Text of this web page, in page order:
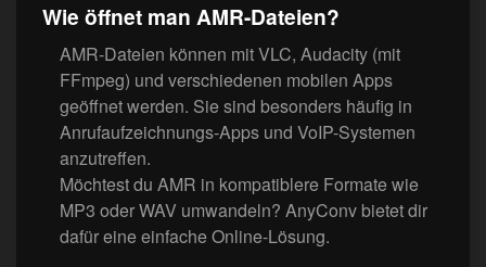
Wie öffnet man AMR-Dateien?
AMR-Dateien können mit VLC, Audacity (mit
FFmpeg) und verschiedenen mobilen Apps
geöffnet werden. Sie sind besonders häufig in
Anrufaufzeichnungs-Apps und VoIP-Systemen
anzutreffen.
Möchtest du AMR in kompatiblere Formate wie
MP3 oder WAV umwandeln? AnyConv bietet dir
dafür eine einfache Online-Lösung.